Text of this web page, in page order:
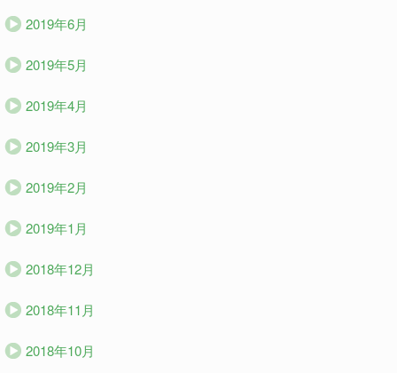
2019年6月
2019年5月
2019年4月
2019年3月
2019年2月
2019年1月
2018年12月
2018年11月
2018年10月